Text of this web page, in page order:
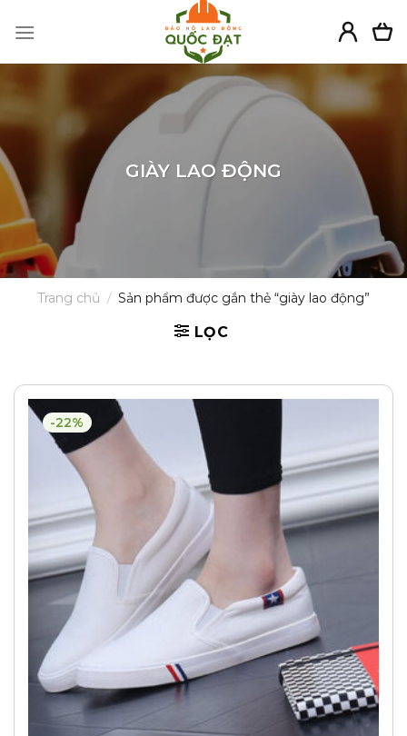
GIÀY LAO ĐỘNG
Trang chủ / Sản phẩm được gắn thẻ “giày lao động”
LỌC
-22%